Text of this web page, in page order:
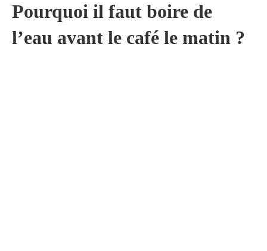
Pourquoi il faut boire de
l’eau avant le café le matin ?